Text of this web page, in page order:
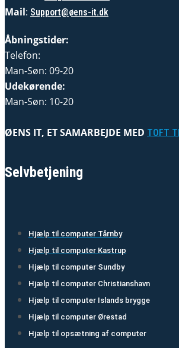
Mail: Support@øens-it.dk
Åbningstider:
Telefon:
Man-Søn: 09-20
Udekørende:
Man-Søn: 10-20
ØENS IT, ET SAMARBEJDE MED TOFT
Selvbetjening
Hjælp til computer Tårnby
Hjælp til computer Kastrup
Hjælp til computer Sundby
Hjælp til computer Christianshavn
Hjælp til computer Islands brygge
Hjælp til computer Ørestad
Hjælp til opsætning af computer